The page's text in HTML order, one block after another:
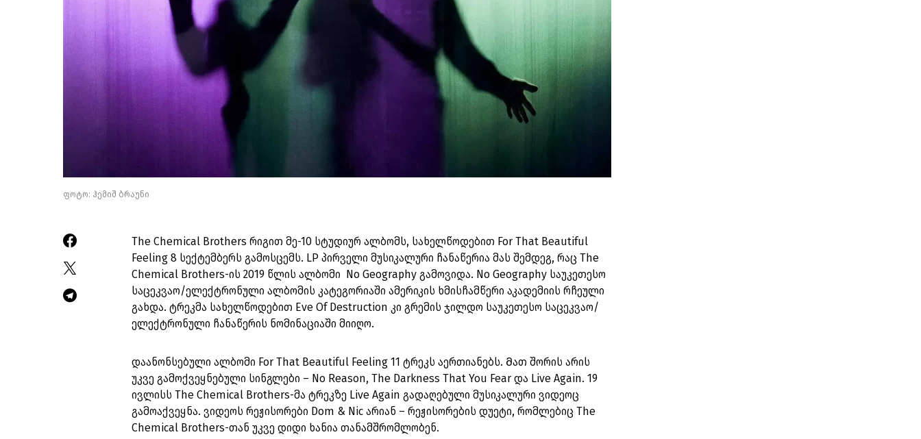
ფოტო: ჰემიშ ბრაუნი
The Chemical Brothers რიგით მე-10 სტუდიურ ალბომს, სახელწოდებით For That Beautiful
Feeling 8 სექტემბერს გამოსცემს. LP პირველი მუსიკალური ჩანაწერია მას შემდეგ, რაც The
Chemical Brothers-ის 2019 წლის ალბომი No Geography გამოვიდა. No Geography საუკეთესო
საცეკვაო/ელექტრონული ალბომის კატეგორიაში ამერიკის ხმისჩამწერი აკადემიის რჩეული
გახდა. ტრეკმა სახელწოდებით Eve Of Destruction კი გრემის ჯილდო საუკეთესო საცეკვაო/
ელექტრონული ჩანაწერის ნომინაციაში მიიღო.
დაანონსებული ალბომი For That Beautiful Feeling 11 ტრეკს აერთიანებს. Მათ შორის არის
უკვე გამოქვეყნებული სინგლები – No Reason, The Darkness That You Fear და Live Again. 19
ივლისს The Chemical Brothers-მა ტრეკზე Live Again გადაღებული მუსიკალური ვიდეოც
გამოაქვეყნა. ვიდეოს რეჟისორები Dom & Nic არიან – რეჟისორების დუეტი, რომლებიც The
Chemical Brothers-თან უკვე დიდი ხანია თანამშრომლობენ.